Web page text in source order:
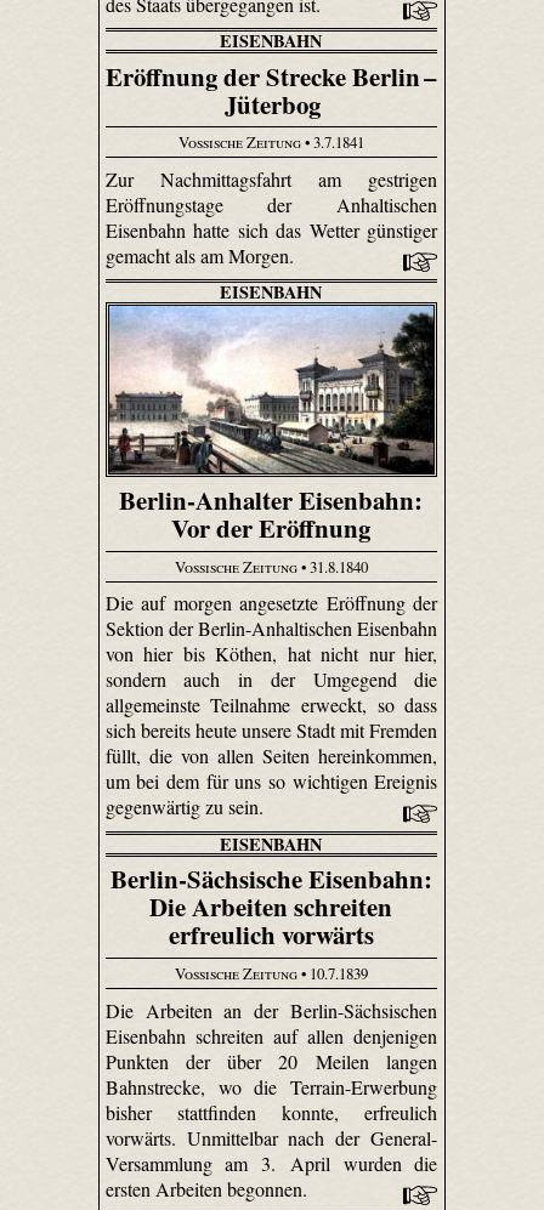
EISENBAHN
Eröffnung der Strecke Berlin –
Jüterbog
Vossische Zeitung• 3.7.1841
Zur Nachmittagsfahrt am gestrigen
Eröffnungstage der Anhaltischen
Eisenbahn hatte sich das Wetter günstiger
gemacht als am Morgen.
EISENBAHN
Berlin-Anhalter Eisenbahn:
Vor der Eröffnung
Vossische Zeitung• 31.8.1840
Die auf morgen angesetzte Eröffnung der
Sektion der Berlin-Anhaltischen Eisenbahn
von hier bis Köthen, hat nicht nur hier,
sondern auch in der Umgegend die
allgemeinste Teilnahme erweckt, so dass
sich bereits heute unsere Stadt mit Fremden
füllt, die von allen Seiten hereinkommen,
um bei dem für uns so wichtigen Ereignis
gegenwärtig zu sein.
EISENBAHN
Berlin-Sächsische Eisenbahn:
Die Arbeiten schreiten
erfreulich vorwärts
Vossische Zeitung• 10.7.1839
Die Arbeiten an der Berlin-Sächsischen
Eisenbahn schreiten auf allen denjenigen
Punkten der über 20 Meilen langen
Bahnstrecke, wo die Terrain-Erwerbung
bisher stattfinden konnte, erfreulich
vorwärts. Unmittelbar nach der General-
Versammlung am 3. April wurden die
ersten Arbeiten begonnen.